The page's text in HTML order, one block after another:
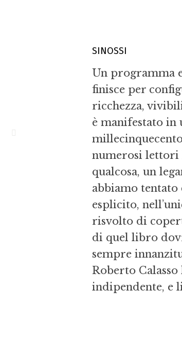
SINOSSI
Un programma
finisce per
ricchezza,
è manifestato in
numerosi lettori
qualcosa, un
abbiamo
esplicito,
risvolto di
di quel libro
sempre
Roberto
indipendente, e